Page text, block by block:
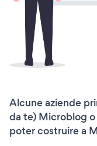
Alcune aziende
da te) Microblog
poter costruire a